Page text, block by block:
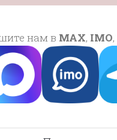
нам в MAX, IMO,